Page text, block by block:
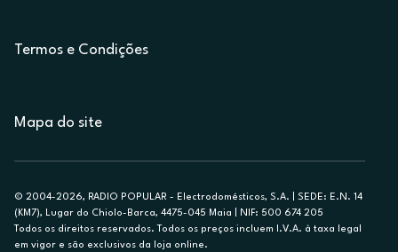
Termos e Condições
Mapa do site
© 2004-2026, RADIO POPULAR - Electrodomésticos, S.A. | SEDE: E.N. 14
(KM7), Lugar do Chiolo-Barca, 4475-045 Maia | NIF: 500 674 205
Todos os direitos reservados. Todos os preços incluem I.V.A. à taxa legal
em vigor e são exclusivos da loja online.